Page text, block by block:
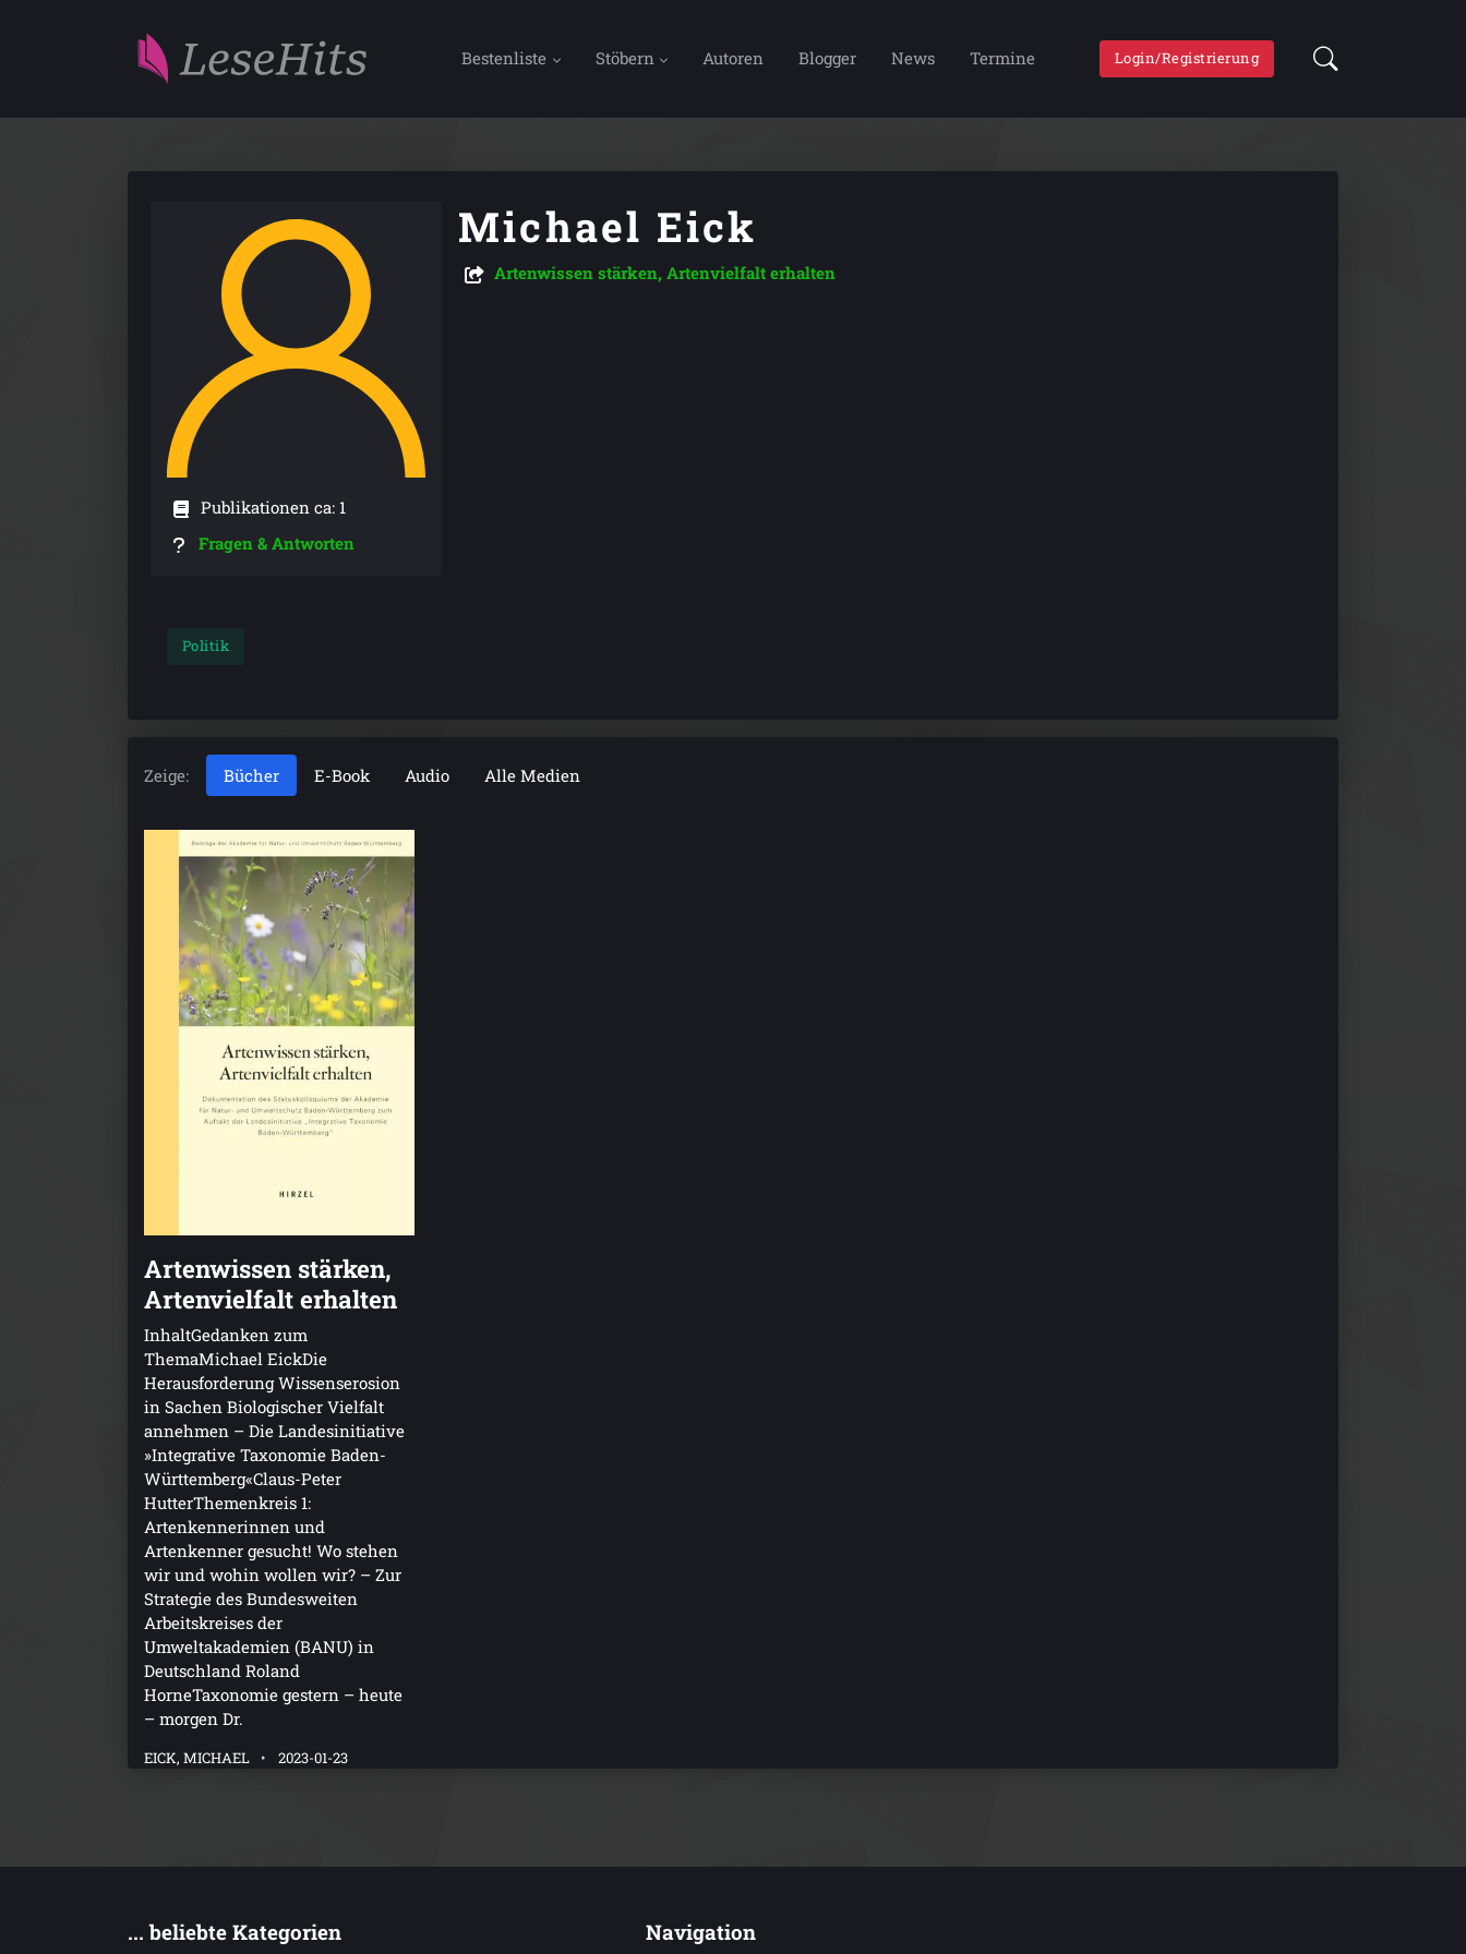
Bestenliste Stöbern Autoren Blogger News Termine Login/Registrierung
Publikationen ca: 1
Fragen & Antworten
Michael Eick
Artenwissen stärken, Artenvielfalt erhalten
Politik
Zeige: Bücher E-Book Audio Alle Medien
Artenwissen stärken,
Artenvielfalt erhalten
InhaltGedanken zum
ThemaMichael EickDie
Herausforderung Wissenserosion
in Sachen Biologischer Vielfalt
annehmen – Die Landesinitiative
»Integrative Taxonomie Baden-
Württemberg«Claus-Peter
HutterThemenkreis 1:
Artenkennerinnen und
Artenkenner gesucht! Wo stehen
wir und wohin wollen wir? – Zur
Strategie des Bundesweiten
Arbeitskreises der
Umweltakademien (BANU) in
Deutschland Roland
HorneTaxonomie gestern – heute
– morgen Dr.
EICK, MICHAEL 2023-01-23
... beliebte Kategorien Navigation